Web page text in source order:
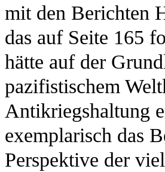
mit den Berichten
das auf Seite 165
hätte auf der
pazifistischem
Antikriegshaltung
exemplarisch das
Perspektive der